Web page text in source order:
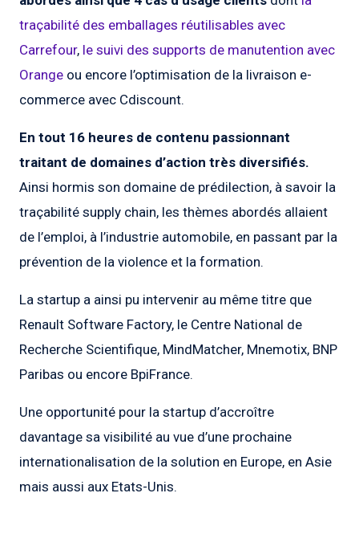
traçabilité des emballages réutilisables avec
Carrefour, le suivi des supports de manutention avec
Orange ou encore l’optimisation de la livraison e-
commerce avec Cdiscount.
En tout 16 heures de contenu passionnant
traitant de domaines d’action très diversifiés.
Ainsi hormis son domaine de prédilection, à savoir la
traçabilité supply chain, les thèmes abordés allaient
de l’emploi, à l’industrie automobile, en passant par la
prévention de la violence et la formation.
La startup a ainsi pu intervenir au même titre que
Renault Software Factory, le Centre National de
Recherche Scientifique, MindMatcher, Mnemotix, BNP
Paribas ou encore BpiFrance.
Une opportunité pour la startup d’accroître
davantage sa visibilité au vue d’une prochaine
internationalisation de la solution en Europe, en Asie
mais aussi aux Etats-Unis.